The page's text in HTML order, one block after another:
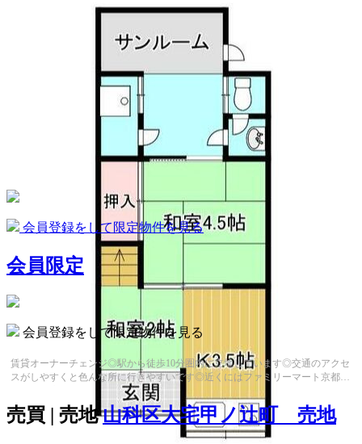
会員登録をして限定物件を見る
会員限定
会員登録をして限定物件を見る
賃貸オーナーチェンジ◎駅から徒歩10分圏内に立地しています◎交通のアクセ
スがしやすくと色んな所に行きやすいです◎近くにはファミリーマート京都東
インター店(徒歩3分)がありちょっと...
売買 | 売地山科区大宅甲ノ辻町 売地